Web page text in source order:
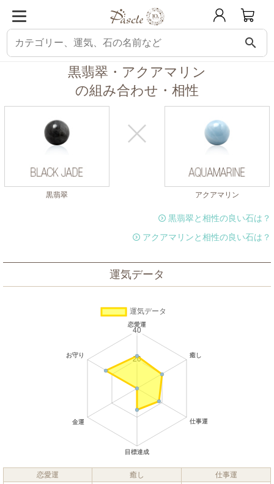
search
パスクル 組み合わせ・相性チェック 黒翡翠と相性の良い石 黒翡翠にア
黒翡翠・アクアマリン
の組み合わせ・相性
黒翡翠 アクアマリン
黒翡翠と相性の良い石は？
アクアマリンと相性の良い石は？
運気データ
恋愛運 癒し
仕事運